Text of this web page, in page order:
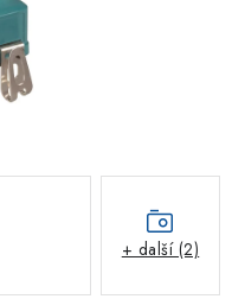
Reklamace
+ další (2)